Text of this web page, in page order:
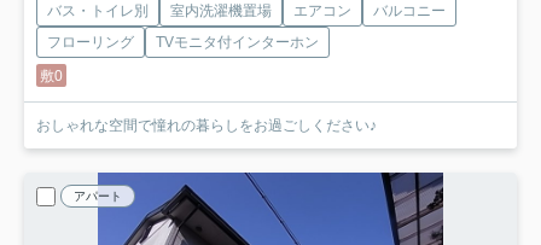
バス・トイレ別 室内洗濯機置場 エアコン
バルコニー
フローリング
TVモニタ付インターホン
敷0
おしゃれな空間で憧れの暮らしをお過ごしください♪
アパート